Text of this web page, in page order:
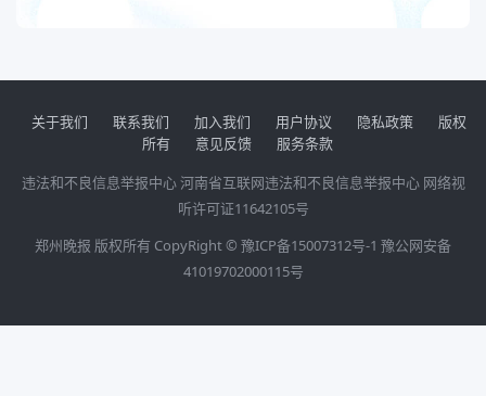
关于我们 联系我们 加入我们 用户协议 隐私政策
版权
所有
意见反馈
服务条款
违法和不良信息举报中心河南省互联网违法和不良信息举报中心 网络视
听许可证11642105号
郑州晚报 版权所有 CopyRight © 豫ICP备15007312号-1 豫公网安备
41019702000115号